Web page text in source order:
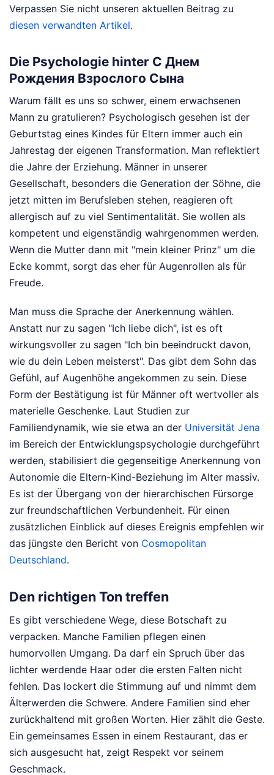
Verpassen Sie nicht unseren aktuellen Beitrag zu
diesen verwandten Artikel.
Die Psychologie hinter С Днем
Рождения Взрослого Сына
Warum fällt es uns so schwer, einem erwachsenen
Mann zu gratulieren? Psychologisch gesehen ist der
Geburtstag eines Kindes für Eltern immer auch ein
Jahrestag der eigenen Transformation. Man reflektiert
die Jahre der Erziehung. Männer in unserer
Gesellschaft, besonders die Generation der Söhne, die
jetzt mitten im Berufsleben stehen, reagieren oft
allergisch auf zu viel Sentimentalität. Sie wollen als
kompetent und eigenständig wahrgenommen werden.
Wenn die Mutter dann mit "mein kleiner Prinz" um die
Ecke kommt, sorgt das eher für Augenrollen als für
Freude.
Man muss die Sprache der Anerkennung wählen.
Anstatt nur zu sagen "Ich liebe dich", ist es oft
wirkungsvoller zu sagen "Ich bin beeindruckt davon,
wie du dein Leben meisterst". Das gibt dem Sohn das
Gefühl, auf Augenhöhe angekommen zu sein. Diese
Form der Bestätigung ist für Männer oft wertvoller als
materielle Geschenke. Laut Studien zur
Familiendynamik, wie sie etwa an der Universität Jena
im Bereich der Entwicklungspsychologie durchgeführt
werden, stabilisiert die gegenseitige Anerkennung von
Autonomie die Eltern-Kind-Beziehung im Alter massiv.
Es ist der Übergang von der hierarchischen Fürsorge
zur freundschaftlichen Verbundenheit. Für einen
zusätzlichen Einblick auf dieses Ereignis empfehlen wir
das jüngste den Bericht von Cosmopolitan
Deutschland.
Den richtigen Ton treffen
Es gibt verschiedene Wege, diese Botschaft zu
verpacken. Manche Familien pflegen einen
humorvollen Umgang. Da darf ein Spruch über das
lichter werdende Haar oder die ersten Falten nicht
fehlen. Das lockert die Stimmung auf und nimmt dem
Älterwerden die Schwere. Andere Familien sind eher
zurückhaltend mit großen Worten. Hier zählt die Geste.
Ein gemeinsames Essen in einem Restaurant, das er
sich ausgesucht hat, zeigt Respekt vor seinem
Geschmack.